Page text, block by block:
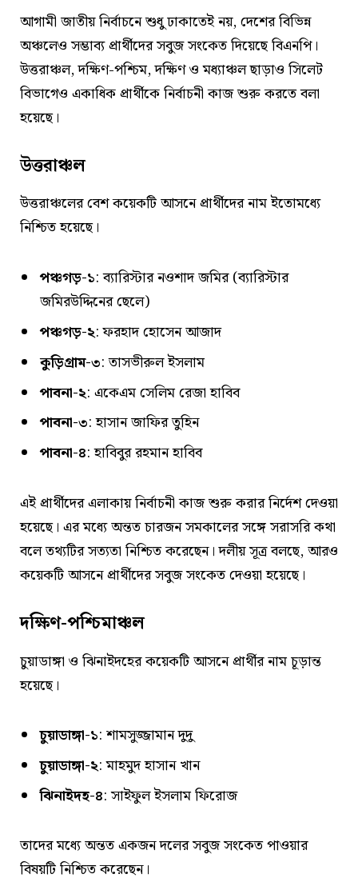
আগামী জাতীয় নির্বাচনে শুধু ঢাকাতেই নয়, দেশের বিভিন্ন
অঞ্চলেও সম্ভাব্য প্রার্থীদের সবুজ সংকেত দিয়েছে বিএনপি।
উত্তরাঞ্চল, দক্ষিণ-পশ্চিম, দক্ষিণ ও মধ্যাঞ্চল ছাড়াও সিলেট
বিভাগেও একাধিক প্রার্থীকে নির্বাচনী কাজ শুরু করতে বলা
হয়েছে।
উত্তরাঞ্চল
উত্তরাঞ্চলের বেশ কয়েকটি আসনে প্রার্থীদের নাম ইতোমধ্যে
নিশ্চিত হয়েছে।
পঞ্চগড়-১: ব্যারিস্টার নওশাদ জমির (ব্যারিস্টার
জমিরউদ্দিনের ছেলে)
পঞ্চগড়-২: ফরহাদ হোসেন আজাদ
কুড়িগ্রাম-৩: তাসভীরুল ইসলাম
পাবনা-২: একেএম সেলিম রেজা হাবিব
পাবনা-৩: হাসান জাফির তুহিন
পাবনা-৪: হাবিবুর রহমান হাবিব
এই প্রার্থীদের এলাকায় নির্বাচনী কাজ শুরু করার নির্দেশ দেওয়া
হয়েছে। এর মধ্যে অন্তত চারজন সমকালের সঙ্গে সরাসরি কথা
বলে তথ্যটির সত্যতা নিশ্চিত করেছেন। দলীয় সূত্র বলছে, আরও
কয়েকটি আসনে প্রার্থীদের সবুজ সংকেত দেওয়া হয়েছে।
দক্ষিণ-পশ্চিমাঞ্চল
চুয়াডাঙ্গা ও ঝিনাইদহের কয়েকটি আসনে প্রার্থীর নাম চূড়ান্ত
হয়েছে।
চুয়াডাঙ্গা-১: শামসুজ্জামান দুদু
চুয়াডাঙ্গা-২: মাহমুদ হাসান খান
ঝিনাইদহ-৪: সাইফুল ইসলাম ফিরোজ
তাদের মধ্যে অন্তত একজন দলের সবুজ সংকেত পাওয়ার
বিষয়টি নিশ্চিত করেছেন।